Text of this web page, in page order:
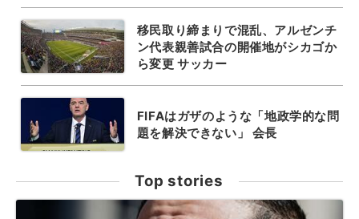
移民取り締まりで混乱、アルゼンチ
ン代表親善試合の開催地がシカゴか
ら変更 サッカー
FIFAはガザのような「地政学的な問
題を解決できない」 会長
Top stories